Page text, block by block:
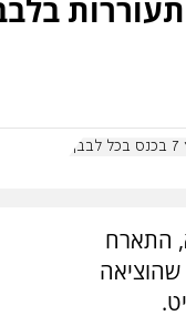
התארח
שהוציאה